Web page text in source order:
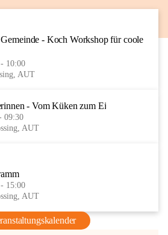
AUG
- Koch Workshop für coole
10:00
AUT
- Vom Küken zum Ei
09:30
AUT
15:00
AUT